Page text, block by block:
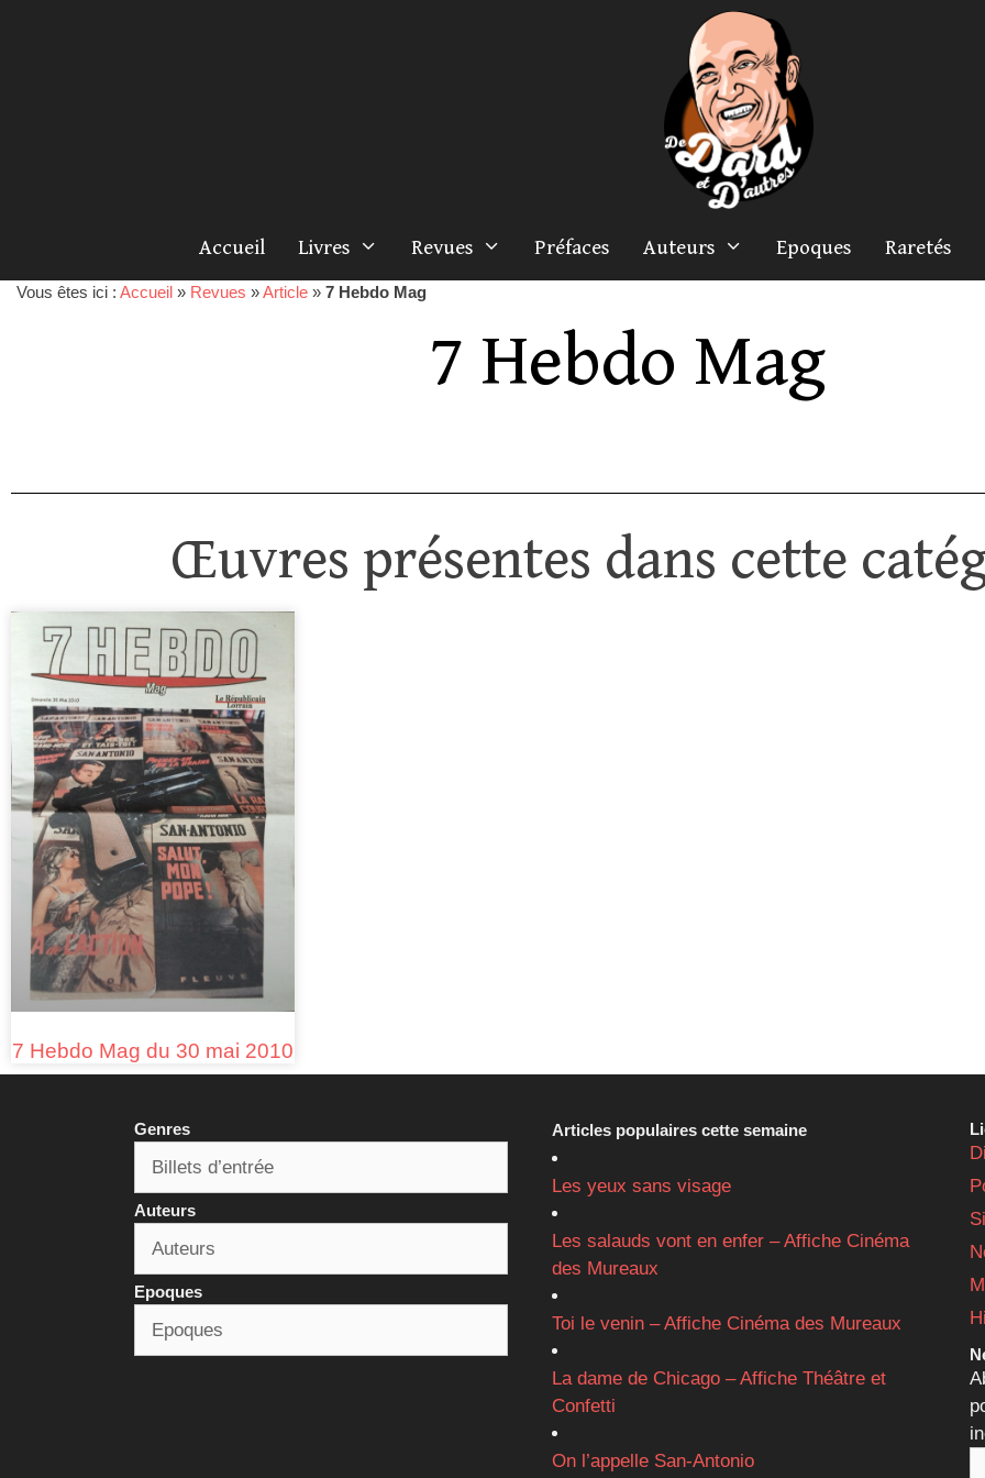
Accueil Livres Revues Préfaces Auteurs Epoques Raretés
Vous êtes ici : Accueil » Revues »Article » 7 Hebdo Mag
7 Hebdo Mag
Œuvres présentes dans cette
7 Hebdo Mag du 30 mai 2010
Genres
Auteurs
Epoques
Articles populaires cette semaine
Les yeux sans visage
Les salauds vont en enfer – Affiche Cinéma
des Mureaux
Toi le venin – Affiche Cinéma des Mureaux
La dame de Chicago – Affiche Théâtre et
Confetti
On l’appelle San-Antonio